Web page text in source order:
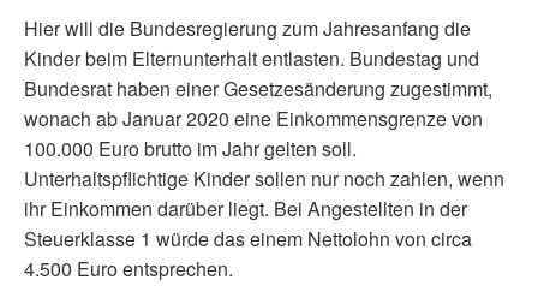
Hier will die Bundesregierung zum Jahresanfang die
Kinder beim Elternunterhalt entlasten. Bundestag und
Bundesrat haben einer Gesetzesänderung zugestimmt,
wonach ab Januar 2020 eine Einkommensgrenze von
100.000 Euro brutto im Jahr gelten soll.
Unterhaltspflichtige Kinder sollen nur noch zahlen, wenn
ihr Einkommen darüber liegt. Bei Angestellten in der
Steuerklasse 1 würde das einem Nettolohn von circa
4.500 Euro entsprechen.